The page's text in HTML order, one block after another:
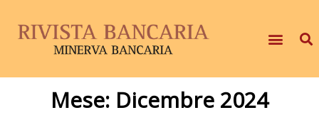
Mese: Dicembre 2024